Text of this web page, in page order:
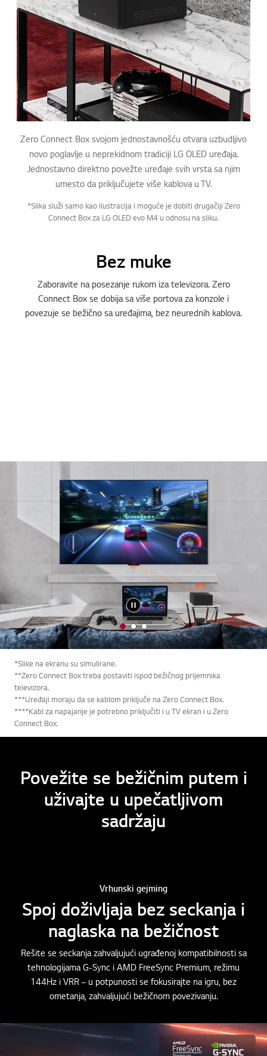
Zero Connect Box svojom jednostavnošću otvara uzbudljivo
novo poglavlje u neprekidnom tradiciji LG OLED uređaja.
Jednostavno direktno povežte uređaje svih vrsta sa njim
umesto da priključujete više kablova u TV.
*Slika služi samo kao ilustracija i moguće je dobiti drugačiji Zero
Connect Box za LG OLED evo M4 u odnosu na sliku.
Bez muke
Zaboravite na posezanje rukom iza televizora. Zero
Connect Box se dobija sa više portova za konzole i
povezuje se bežično sa uređajima, bez neurednih kablova.
1
o
3
2
o
3
3
o
3
*Slike na ekranu su simulirane.
**Zero Connect Box treba postaviti ispod bežičnog prijemnika
televizora.
***Uređaji moraju da se kablom priključe na Zero Connect Box.
****Kabl za napajanje je potrebno priključiti i u TV ekran i u Zero
Connect Box.
Povežite se bežičnim putem i
uživajte u upečatljivom
sadržaju
Vrhunski gejming
Spoj doživljaja bez seckanja i
naglaska na bežičnost
Rešite se seckanja zahvaljujući ugrađenoj kompatibilnosti sa
tehnologijama G-Sync i AMD FreeSync Premium, režimu
144Hz i VRR – u potpunosti se fokusirajte na igru, bez
ometanja, zahvaljujući bežičnom povezivanju.